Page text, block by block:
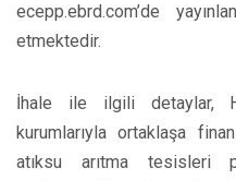
ecepp.ebrd.com’de
etmektedir.
İhale ile ilgili detaylar,
kurumlarıyla ortaklaşa
atıksu arıtma tesisleri